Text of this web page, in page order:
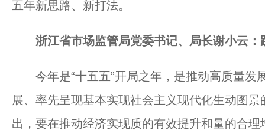
五年新思路、新打法。
浙江省市场监管局党委书记、局长谢小云
今年是“十五五”开局之年，是推动高质量发
展、率先呈现基本实现社会主义现代化生动图
出，要在推动经济实现质的有效提升和量的合